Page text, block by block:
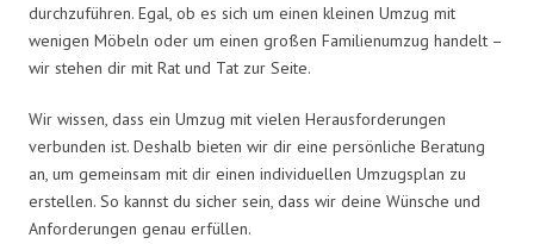
durchzuführen. Egal, ob es sich um einen kleinen Umzug mit
wenigen Möbeln oder um einen großen Familienumzug handelt –
wir stehen dir mit Rat und Tat zur Seite.
Wir wissen, dass ein Umzug mit vielen Herausforderungen
verbunden ist. Deshalb bieten wir dir eine persönliche Beratung
an, um gemeinsam mit dir einen individuellen Umzugsplan zu
erstellen. So kannst du sicher sein, dass wir deine Wünsche und
Anforderungen genau erfüllen.